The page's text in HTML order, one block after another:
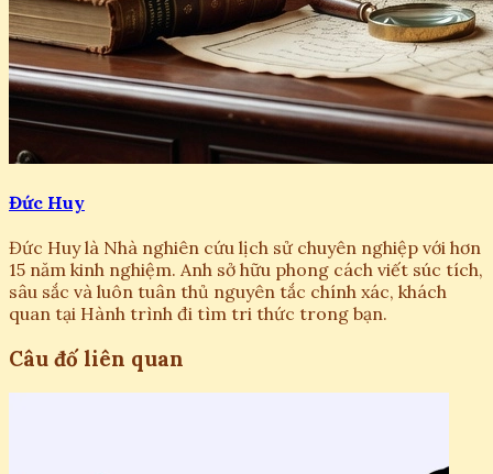
Đức Huy
Đức Huy là Nhà nghiên cứu lịch sử chuyên nghiệp với hơn
15 năm kinh nghiệm. Anh sở hữu phong cách viết súc tích,
sâu sắc và luôn tuân thủ nguyên tắc chính xác, khách
quan tại Hành trình đi tìm tri thức trong bạn.
Câu đố liên quan